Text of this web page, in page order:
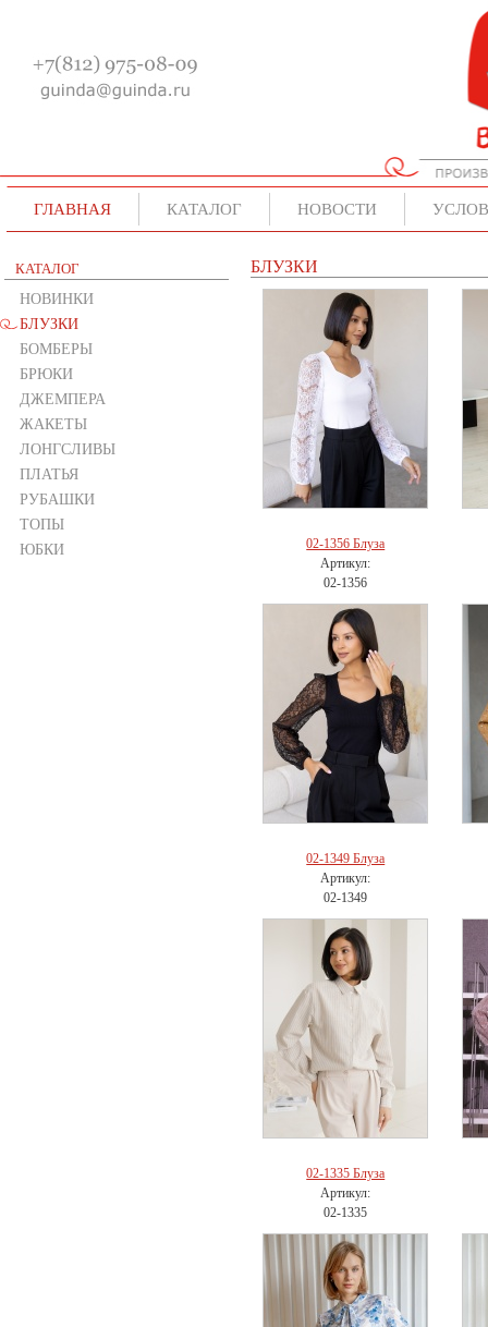
ГЛАВНАЯ КАТАЛОГ НОВОСТИ
КАТАЛОГ
НОВИНКИ
БЛУЗКИ
БОМБЕРЫ
БРЮКИ
ДЖЕМПЕРА
ЖАКЕТЫ
ЛОНГСЛИВЫ
ПЛАТЬЯ
РУБАШКИ
ТОПЫ
ЮБКИ
БЛУЗКИ
02-1356 Блуза
Артикул:
02-1356
02-1349 Блуза
Артикул:
02-1349
02-1335 Блуза
Артикул:
02-1335